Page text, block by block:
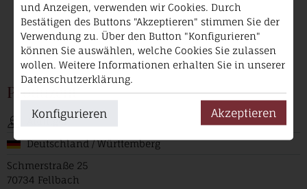
Produzent
Aldinger
Deutschland / Württemberg
Schmerstraße 25
70734 Fellbach
und Anzeigen, verwenden wir Cookies. Durch
Bestätigen des Buttons "Akzeptieren" stimmen Sie der
Verwendung zu. Über den Button "Konfigurieren"
können Sie auswählen, welche Cookies Sie zulassen
wollen. Weitere Informationen erhalten Sie in unserer
Datenschutzerklärung.
Konfigurieren Akzeptieren